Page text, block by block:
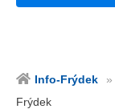
Info-Frýdek
Frýdek